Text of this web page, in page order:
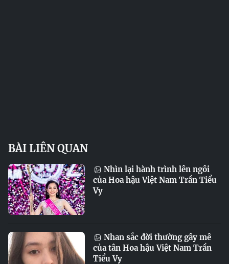
BÀI LIÊN QUAN
Nhìn lại hành trình lên ngôi
của Hoa hậu Việt Nam Trần Tiểu
Vy
Nhan sắc đời thường gây mê
của tân Hoa hậu Việt Nam Trần
Tiểu Vy